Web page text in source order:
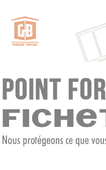
Domotique
en
Essonne